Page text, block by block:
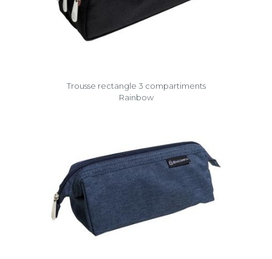
Trousse rectangle 3 compartiments
Rainbow